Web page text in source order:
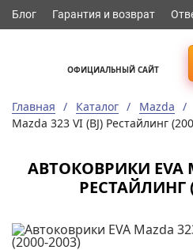
Блог Гарантия и возврат
ОФИЦИАЛЬНЫЙ САЙТ
Главная Каталог Mazda
Mazda 323 VI (BJ) Рестайлинг
АВТОКОВРИКИ EVA
РЕСТАЙЛИНГ